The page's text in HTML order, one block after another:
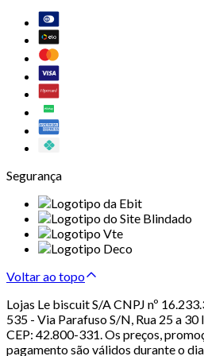
Segurança
Voltar ao topo
Lojas Le biscuit S/A CNPJ nº
535 - Via Parafuso S/N, Rua 25 a
CEP: 42.800-331. Os preços,
pagamento são válidos durante o